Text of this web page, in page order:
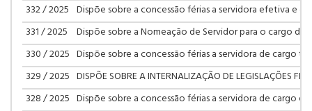
332 / 2025 Dispõe sobre a concessão férias a servidora efetiva e
331 / 2025 Dispõe sobre a Nomeação de Servidor para o cargo
330 / 2025 Dispõe sobre a concessão férias a servidora de cargo
329 / 2025 DISPÕE SOBRE A INTERNALIZAÇÃO DE LEGISLAÇÕES
328 / 2025 Dispõe sobre a concessão férias a servidora de cargo